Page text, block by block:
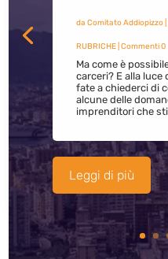
da Comitato Addiopizzo|
RUBRICHE| Commenti 0
Ma come è
carceri? E alla luce
fate a chiederci di
alcune delle
imprenditori che
Leggi di più